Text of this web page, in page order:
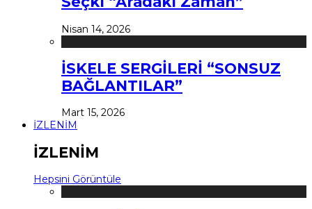
Nisan 14, 2026
İSKELE SERGİLERİ “SONSUZ
BAĞLANTILAR”
Mart 15, 2026
İZLENİM
İZLENİM
Hepsini Görüntüle